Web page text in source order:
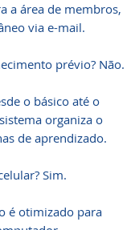
a área de membros,
via e-mail.
prévio? Não.
o básico até o
organiza o
de aprendizado.
Sim.
é otimizado para